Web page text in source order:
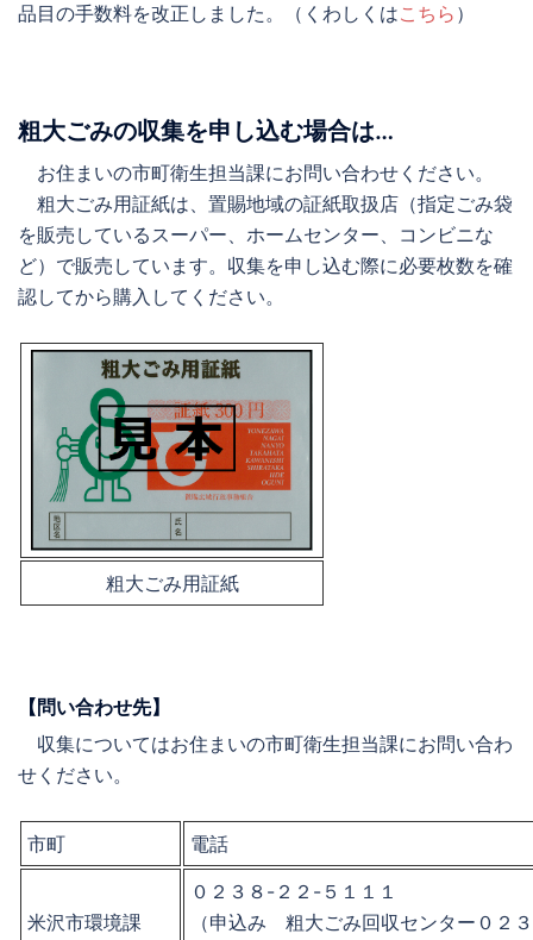
品目の手数料を改正しました。（くわしくはこちら ）
粗大ごみの収集を申し込む場合は…
お住まいの市町衛生担当課にお問い合わせください。
粗大ごみ用証紙は、置賜地域の証紙取扱店（指定ごみ袋
を販売しているスーパー、ホームセンター、コンビニな
ど）で販売しています。収集を申し込む際に必要枚数を確
認してから購入してください。
粗大ごみ用証紙
【問い合わせ先】
収集についてはお住まいの市町衛生担当課にお問い合わ
せください。
市町 電話
米沢市環境課
０２３８-２２-５１１１
（申込み 粗大ごみ回収センター０２